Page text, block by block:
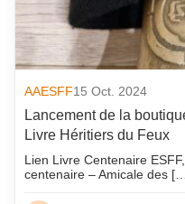
AAESFF15 Oct. 2024
Lancement de la
Livre Héritiers du Feux
Lien Livre Centenaire
centenaire – Amicale des